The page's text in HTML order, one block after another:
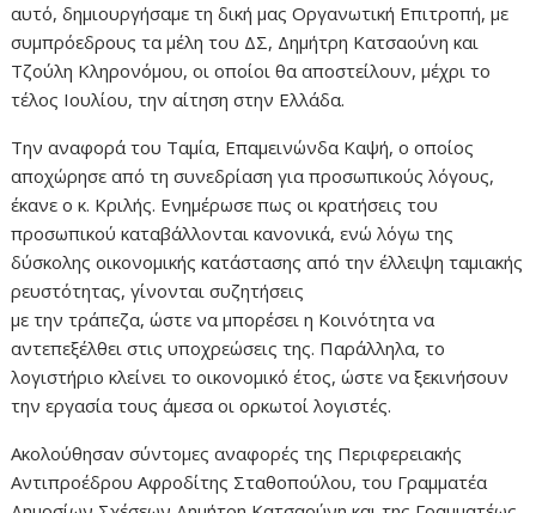
αυτό, δημιουργήσαμε τη δική μας Οργανωτική Επιτροπή, με
συμπρόεδρους τα μέλη του ΔΣ, Δημήτρη Κατσαούνη και
Τζούλη Κληρονόμου, οι οποίοι θα αποστείλουν, μέχρι το
τέλος Ιουλίου, την αίτηση στην Ελλάδα.
Την αναφορά του Ταμία, Επαμεινώνδα Καψή, ο οποίος
αποχώρησε από τη συνεδρίαση για προσωπικούς λόγους,
έκανε ο κ. Κριλής. Ενημέρωσε πως οι κρατήσεις του
προσωπικού καταβάλλονται κανονικά, ενώ λόγω της
δύσκολης οικονομικής κατάστασης από την έλλειψη ταμιακής
ρευστότητας, γίνονται συζητήσεις
με την τράπεζα, ώστε να μπορέσει η Κοινότητα να
αντεπεξέλθει στις υποχρεώσεις της. Παράλληλα, το
λογιστήριο κλείνει το οικονομικό έτος, ώστε να ξεκινήσουν
την εργασία τους άμεσα οι ορκωτοί λογιστές.
Ακολούθησαν σύντομες αναφορές της Περιφερειακής
Αντιπροέδρου Αφροδίτης Σταθοπούλου, του Γραμματέα